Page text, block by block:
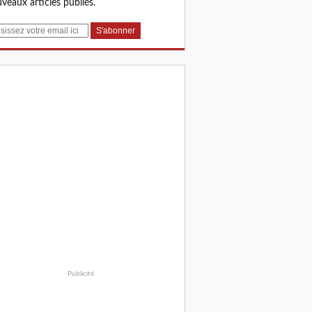
articles publiés.
Publicité